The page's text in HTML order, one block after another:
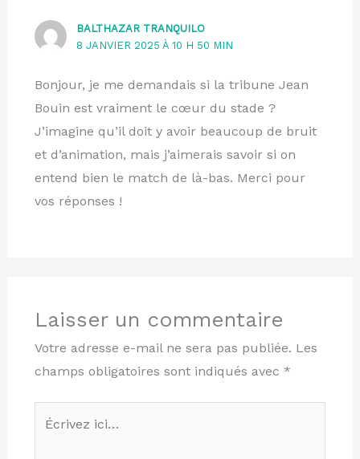
BALTHAZAR TRANQUILO
8 JANVIER 2025 À 10 H 50 MIN
Bonjour, je me demandais si la tribune Jean
Bouin est vraiment le cœur du stade ?
J’imagine qu’il doit y avoir beaucoup de bruit
et d’animation, mais j’aimerais savoir si on
entend bien le match de là-bas. Merci pour
vos réponses !
Laisser un commentaire
Votre adresse e-mail ne sera pas publiée. Les
champs obligatoires sont indiqués avec *